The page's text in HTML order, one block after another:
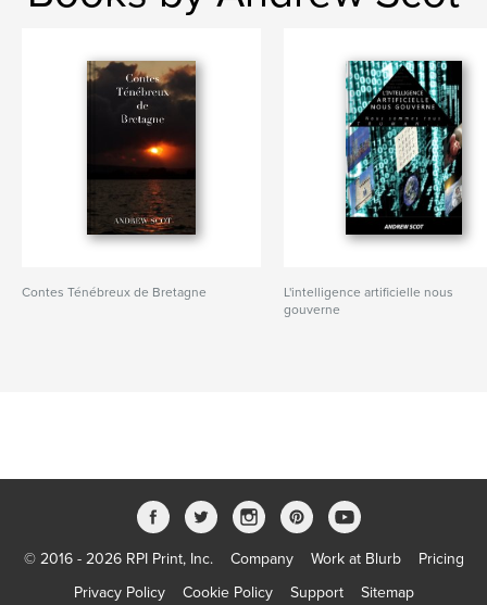
Contes Ténébreux de Bretagne
L'intelligence artificielle nous
gouverne
© 2016 - 2026 RPI Print, Inc. Company Work at Blurb
Pricing
Privacy Policy
Cookie Policy Support Sitemap